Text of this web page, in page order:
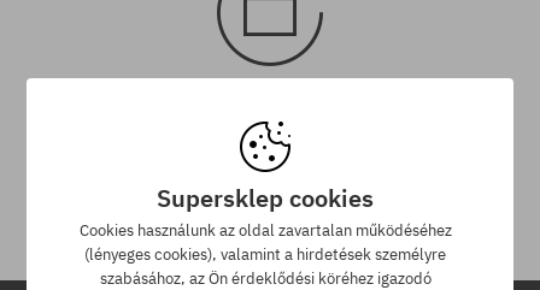
A termék visszaküldésére a csomag kézhezvételétől számítva
30 napod van.
Supersklep cookies
Cookies használunk az oldal zavartalan működéséhez
(lényeges cookies), valamint a hirdetések személyre
szabásához, az Ön érdeklődési köréhez igazodó